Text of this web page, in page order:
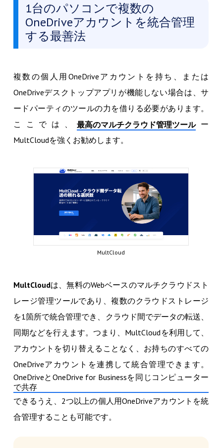
1台のパソコンで複数の
OneDriveアカウントを統合管理
する最善法
複数の個人用OneDriveアカウントを持ち、または
OneDriveデスクトップアプリが機能しない場合は、サ
ードパーティのツールの力を借りる必要があります。
ここでは、最高のマルチクラウド管理ツールー
MultCloudを強くお勧めします。
MultCloud
MultCloudは、無料のWebベースのマルチクラウドスト
レージ管理ツールであり、複数のクラウドストレージ
を1箇所で統合管理でき、クラウド間でデータの転送、
同期などを行えます。つまり、MultCloudを利用して、
アカウントを切り替えることなく、お持ちのすべての
OneDriveアカウントを連携して統合管理できます。
OneDriveとOneDrive for Businessを同じコンピューター
で共存
できるうえ、2つ以上の個人用OneDriveアカウントを統
合管理することも可能です。